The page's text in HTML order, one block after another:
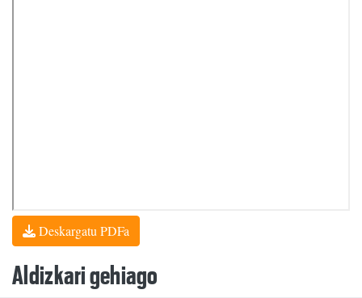
Deskargatu PDFa
Aldizkari gehiago